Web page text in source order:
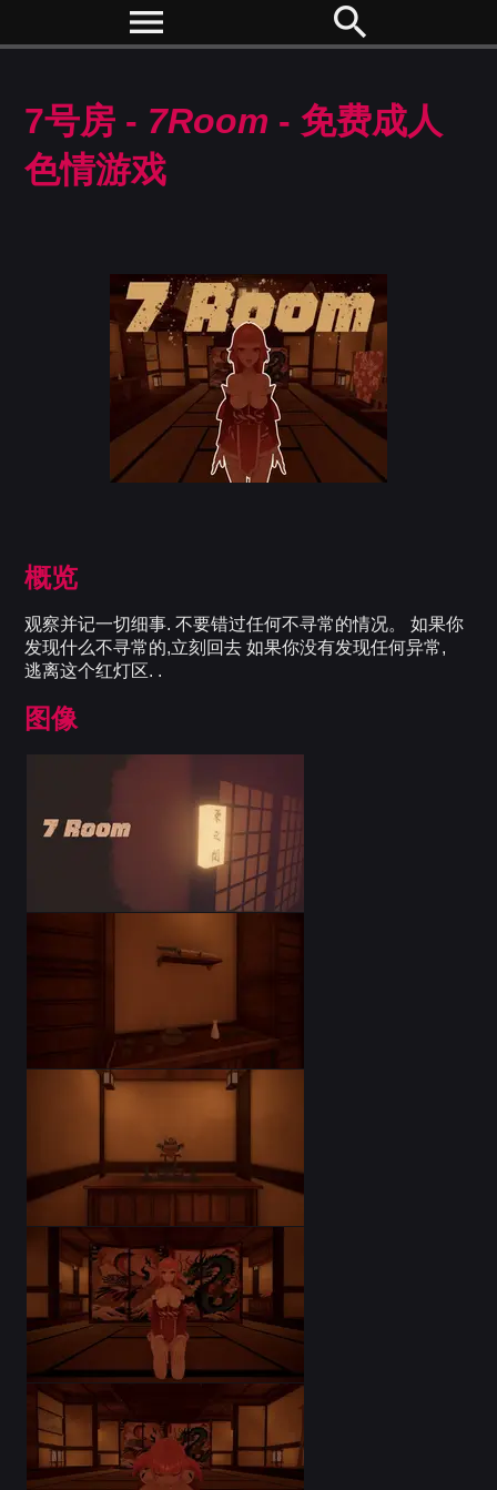
menu search
7号房 - 7Room - 免费成人
色情游戏
概览
观察并记一切细事. 不要错过任何不寻常的情况。 如果你
发现什么不寻常的,立刻回去 如果你没有发现任何异常,
逃离这个红灯区. .
图像